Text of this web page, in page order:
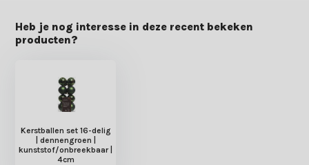
Heb je nog interesse in deze recent bekeken
producten?
Kerstballen set 16-delig
| dennengroen |
kunststof/onbreekbaar |
4cm